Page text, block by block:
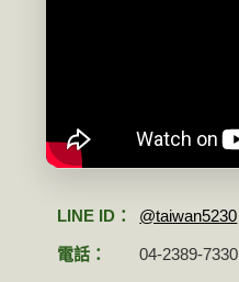
LINE ID： @taiwan5230
電話： 04-2389-7330